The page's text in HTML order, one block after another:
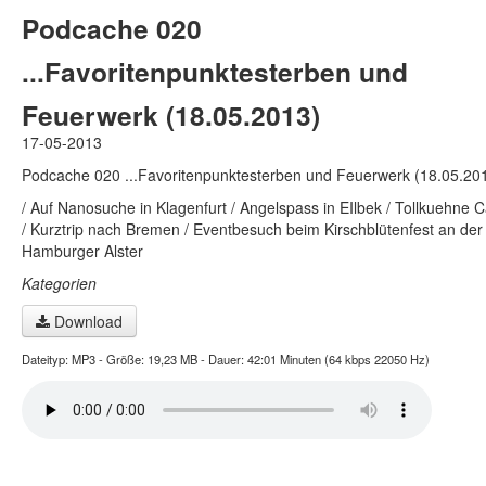
Podcache 020
...Favoritenpunktesterben und
Feuerwerk (18.05.2013)
17-05-2013
Podcache 020 ...Favoritenpunktesterben und Feuerwerk
/ Auf Nanosuche in Klagenfurt / Angelspass in EIlbek / Tollkuehne
/ Kurztrip nach Bremen / Eventbesuch beim Kirschblütenfest an der
Hamburger Alster
Kategorien
Download
Dateityp: MP3 - Größe: 19,23 MB - Dauer: 42:01 Minuten (64 kbps 22050 Hz)